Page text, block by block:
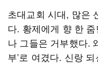
초대교회 시대, 많은
다. 황제에게 향 한
나 그들은 거부했다.
부’로 여겼다. 신랑